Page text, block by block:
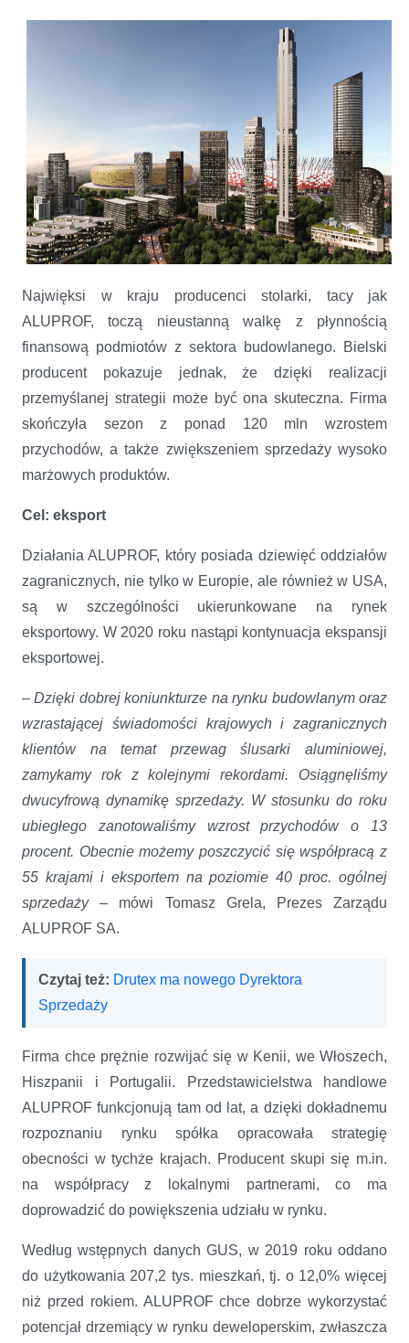
Najwięksi w kraju producenci stolarki, tacy jak
ALUPROF, toczą nieustanną walkę z płynnością
finansową podmiotów z sektora budowlanego. Bielski
producent pokazuje jednak, że dzięki realizacji
przemyślanej strategii może być ona skuteczna. Firma
skończyła sezon z ponad 120 mln wzrostem
przychodów, a także zwiększeniem sprzedaży wysoko
marżowych produktów.
Cel: eksport
Działania ALUPROF, który posiada dziewięć oddziałów
zagranicznych, nie tylko w Europie, ale również w USA,
są w szczególności ukierunkowane na rynek
eksportowy. W 2020 roku nastąpi kontynuacja ekspansji
eksportowej.
–Dzięki dobrej koniunkturze na rynku budowlanym oraz
wzrastającej świadomości krajowych i zagranicznych
klientów na temat przewag ślusarki aluminiowej,
zamykamy rok z kolejnymi rekordami. Osiągnęliśmy
dwucyfrową dynamikę sprzedaży. W stosunku do roku
ubiegłego zanotowaliśmy wzrost przychodów o 13
procent. Obecnie możemy poszczycić się współpracą z
55 krajami i eksportem na poziomie 40 proc. ogólnej
sprzedaży– mówi Tomasz Grela, Prezes Zarządu
ALUPROF SA.
Czytaj też: Drutex ma nowego Dyrektora
Sprzedaży
Firma chce prężnie rozwijać się w Kenii, we Włoszech,
Hiszpanii i Portugalii. Przedstawicielstwa handlowe
ALUPROF funkcjonują tam od lat, a dzięki dokładnemu
rozpoznaniu rynku spółka opracowała strategię
obecności w tychże krajach. Producent skupi się m.in.
na współpracy z lokalnymi partnerami, co ma
doprowadzić do powiększenia udziału w rynku.
Według wstępnych danych GUS, w 2019 roku oddano
do użytkowania 207,2 tys. mieszkań, tj. o 12,0% więcej
niż przed rokiem. ALUPROF chce dobrze wykorzystać
potencjał drzemiący w rynku deweloperskim, zwłaszcza